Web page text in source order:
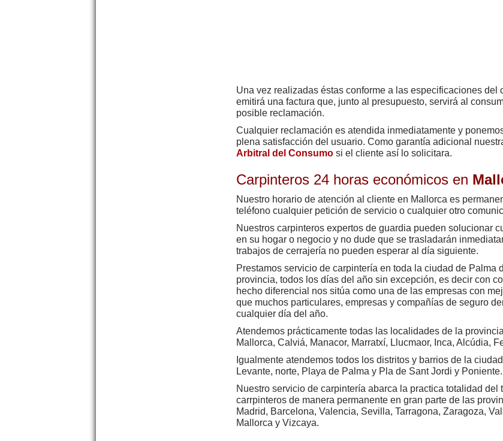
Una vez realizadas éstas conforme a las especificaciones del
emitirá una factura que, junto al presupuesto, servirá al
posible reclamación.
Cualquier reclamación es atendida inmediatamente y
plena satisfacción del usuario. Como garantía adicional
Arbitral del Consumo si el cliente así lo solicitara.
Carpinteros 24 horas económicos en
Nuestro horario de atención al cliente en Mallorca es
teléfono cualquier petición de servicio o cualquier otro
Nuestros carpinteros expertos de guardia pueden solucionar
en su hogar o negocio y no dude que se trasladarán
trabajos de cerrajería no pueden esperar al día siguiente.
Prestamos servicio de carpintería en toda la ciudad de Palma
provincia, todos los días del año sin excepción, es decir con
hecho diferencial nos sitúa como una de las empresas con
que muchos particulares, empresas y compañías de seguro
cualquier día del año.
Atendemos prácticamente todas las localidades de la
Mallorca, Calviá, Manacor, Marratxí, Llucmaor, Inca, Alcúdia,
Igualmente atendemos todos los distritos y barrios de la
Levante, norte, Playa de Palma y Pla de Sant Jordi y Poniente.
Nuestro servicio de carpintería abarca la practica totalidad
carrpinteros de manera permanente en gran parte de las
Madrid, Barcelona, Valencia, Sevilla, Tarragona, Zaragoza,
Mallorca y Vizcaya.